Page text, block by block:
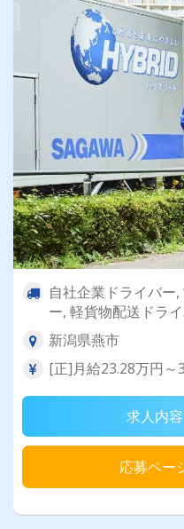
自社企業ドライバー
ー, 軽貨物配送ドラ
新潟県燕市
[正]月給23.28万円～
求人内
応募ペー